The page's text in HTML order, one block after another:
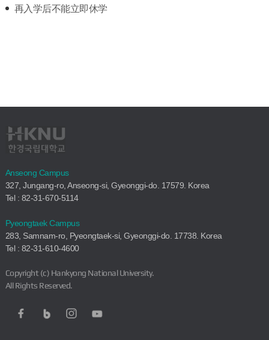
再入学后不能立即休学
Anseong Campus
327, Jungang-ro, Anseong-si, Gyeonggi-do. 17579. Korea
Tel : 82-31-670-5114
Pyeongtaek Campus
283, Samnam-ro, Pyeongtaek-si, Gyeonggi-do. 17738. Korea
Tel : 82-31-610-4600
Copyright (c) Hankyong National University.
All Rights Reserved.